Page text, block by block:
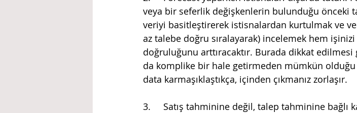
veya bir seferlik değişkenlerin bulunduğu önceki
veriyi basitleştirerek istisnalardan kurtulmak ve
az talebe doğru sıralayarak) incelemek hem
doğruluğunu arttıracaktır. Burada dikkat
da komplike bir hale getirmeden mümkün olduğu
data karmaşıklaştıkça, içinden çıkmanız zorlaşır.
3.	Satış tahminine değil, talep tahminine bağlı kalın: Forecast doğruluğunu